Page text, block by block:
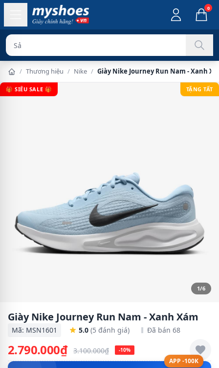
0
Sản phẩm chín
/ Thương hiệu / Nike / Giày Nike Journey Run Nam - Xanh
🎁 SIÊU SALE 🎁 TẶNG TẤT
1/6
Giày Nike Journey Run Nam - Xanh Xám
Mã: MSN1601 5.0 (5 đánh giá) Đã bán 68
2.790.000₫ 3.100.000₫ -10%
APP -100K